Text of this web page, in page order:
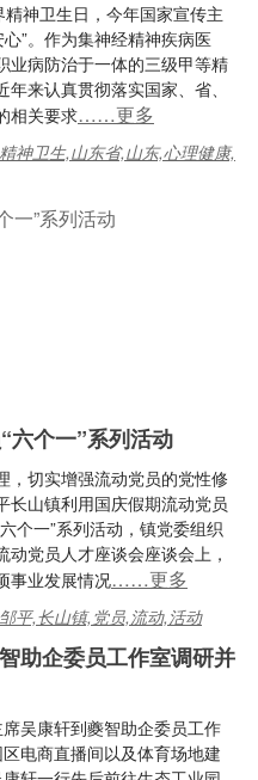
神卫生日，今年国家宣传主
”。作为集神经精神疾病医
业病防治于一体的三级甲等精
来认真贯彻落实国家、省、
相关要求……更多
神卫生,山东省,山东,心理健康,
六个一”系列活动
，切实增强流动党员的党性修
长山镇利用国庆假期流动党员
个一”系列活动，镇党委组织
党员人才座谈会座谈会上，
事业发展情况……更多
平,长山镇,党员,流动,活动
助企委员工作室调研并
吴康轩到夔智助企委员工作
电商直播间以及体育场地建